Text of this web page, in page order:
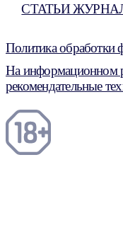
СТАТЬИ
Политика обработки
На информационном
рекомендательные